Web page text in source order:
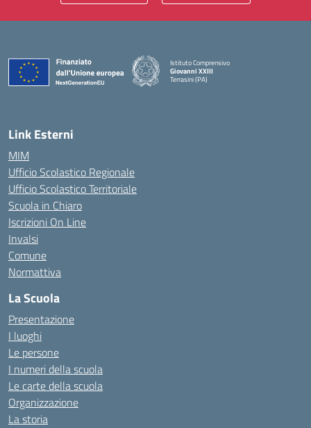
Istituto Comprensivo
Giovanni XXIII
Terrasini (PA)
Link Esterni
MIM
Ufficio Scolastico Regionale
Ufficio Scolastico Territoriale
Scuola in Chiaro
Iscrizioni On Line
Invalsi
Comune
Normattiva
La Scuola
Presentazione
I luoghi
Le persone
I numeri della scuola
Le carte della scuola
Organizzazione
La storia